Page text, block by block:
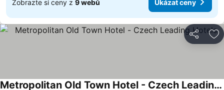
Zobrazte si ceny z 9 webů Ukázat ceny
Sdílet
Metropolitan Old Town Hotel - Czech Leading Hotels